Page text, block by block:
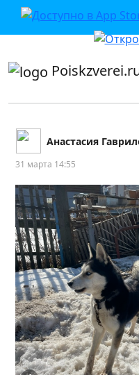
приложении или в VK">
Анастасия
31 марта 14:55